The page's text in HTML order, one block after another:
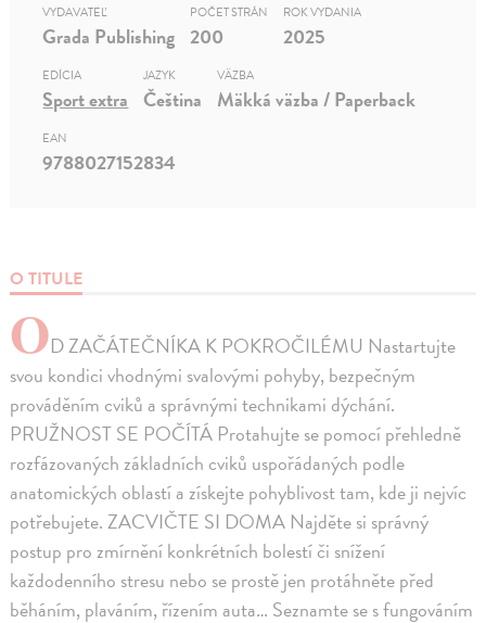
O TITULE
OD ZAČÁTEČNÍKA K POKROČILÉMU Nastartujte
svou kondici vhodnými svalovými pohyby, bezpečným
prováděním cviků a správnými technikami dýchání.
PRUŽNOST SE POČÍTÁ Protahujte se pomocí přehledně
rozfázovaných základních cviků uspořádaných podle
anatomických oblastí a získejte pohyblivost tam, kde ji nejvíc
potřebujete. ZACVIČTE SI DOMA Najděte si správný
postup pro zmírnění konkrétních bolestí či snížení
každodenního stresu nebo se prostě jen protáhněte před
běháním, plaváním, řízením auta… Seznamte se s fungováním
VYDAVATEĽ
Grada Publishing
POČET STRÁN
200
ROK VYDANIA
2025
EDÍCIA
Sport extra
JAZYK
Čeština
VÄZBA
Mäkká väzba / Paperback
EAN
9788027152834